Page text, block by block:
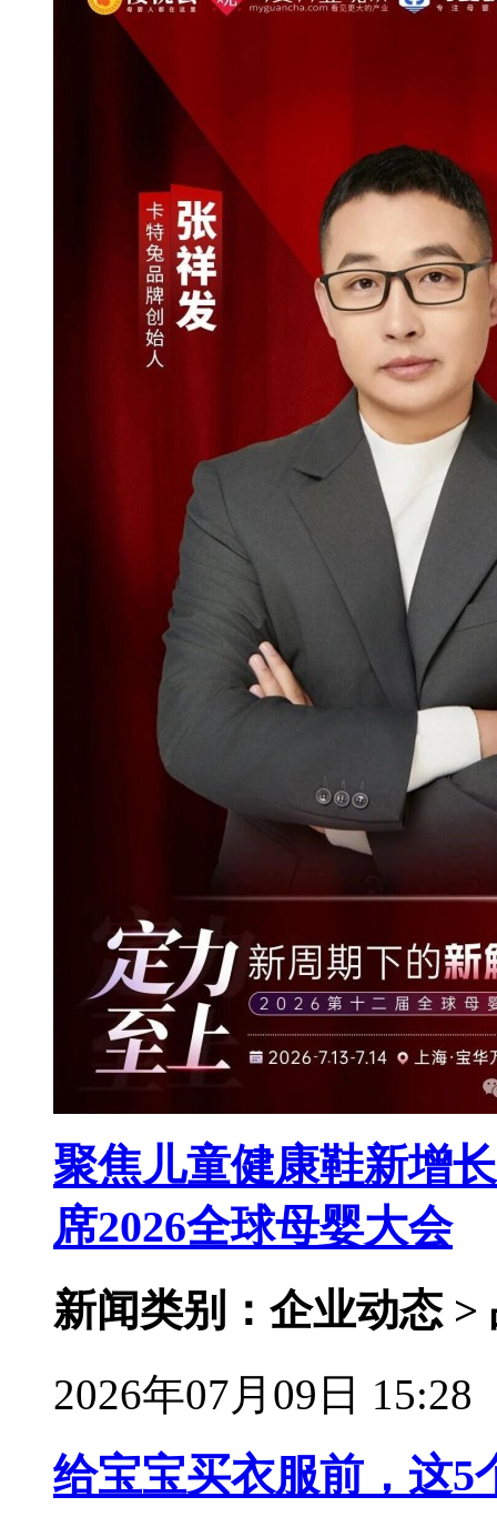
聚焦儿童健康鞋新增
席2026全球母婴大会
新闻类别：企业动态 >
2026年07月09日 15:28
给宝宝买衣服前，这5